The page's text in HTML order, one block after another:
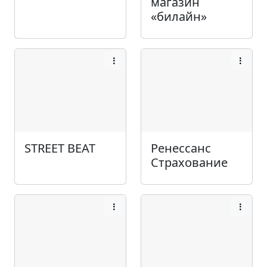
«билайн»
STREET BEAT
Ренессанс
Страхование